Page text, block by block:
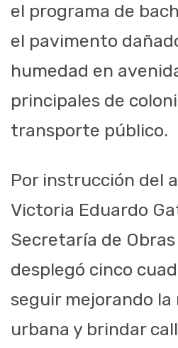
el programa de
el pavimento
humedad en
principales de
transporte público.
Por instrucción del
Victoria Eduardo
Secretaría de
desplegó cinco
seguir mejorando la
urbana y brindar